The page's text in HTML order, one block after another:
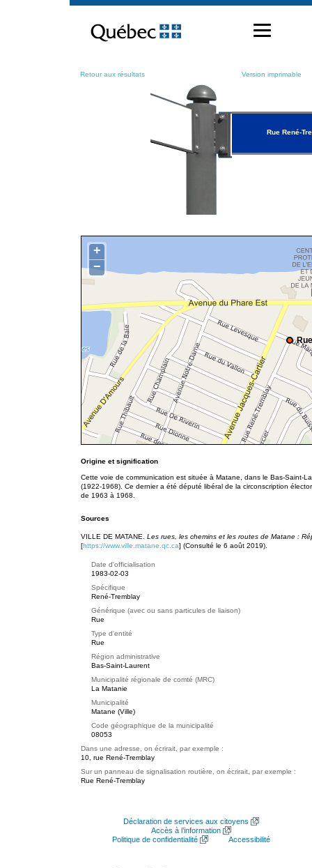
contenu
Retour aux résultats Version imprimable
Rue René-
+
−
Origine et signification
Cette voie de communication est située à Matane, dans le Bas-Saint-
(1922-1968). Ce dernier a été député libéral de la circonscription
de 1963 à 1968.
Sources
VILLE DE MATANE. Les rues, les chemins et les routes de Matane :
[https://www.ville.matane.qc.ca] (Consulté le 6 août 2019).
Date d'officialisation
1983-02-03
Spécifique
René-Tremblay
Générique (avec ou sans particules de liaison)
Rue
Type d'entité
Rue
Région administrative
Bas-Saint-Laurent
Municipalité régionale de comté (MRC)
La Matanie
Municipalité
Matane (Ville)
Code géographique de la municipalité
08053
Dans une adresse, on écrirait, par exemple :
10, rue René-Tremblay
Sur un panneau de signalisation routière, on écrirait, par exemple :
Rue René-Tremblay
Déclaration de services aux citoyens
Accès à l’information
Politique de confidentialité
Accessibilité